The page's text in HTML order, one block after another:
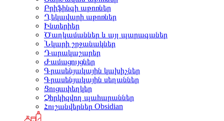
Բրիֆինգի աթոռներ
Ղեկավարի աթոռներ
Ինտերիեր
Ծաղկամաններ և այլ պարագաներ
Նկարի շրջանակներ
Դարակաշարեր
Ժամացույցներ
Գրասենյակային կախիչներ
Գրասենյակային սեղաններ
Ցուցափեղկեր
Չհրկիզվող պահարաններ
Հուշանվերներ Obsidian